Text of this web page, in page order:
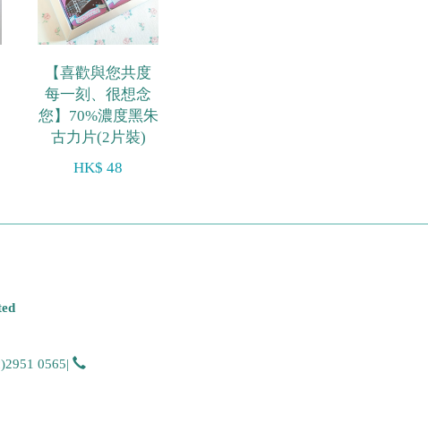
【喜歡與您共度
每一刻、很想念
您】70%濃度黑朱
古力片(2片裝)
HK$ 48
0565|